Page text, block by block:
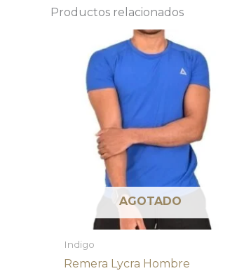
Productos relacionados
AGOTADO
Indigo
Remera Lycra Hombre